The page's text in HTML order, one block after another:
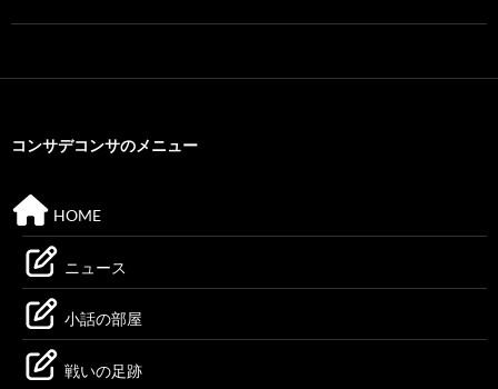
コンサデコンサのメニュー
HOME
ニュース
小話の部屋
戦いの足跡